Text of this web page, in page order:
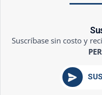
Suscríbase sin costo y